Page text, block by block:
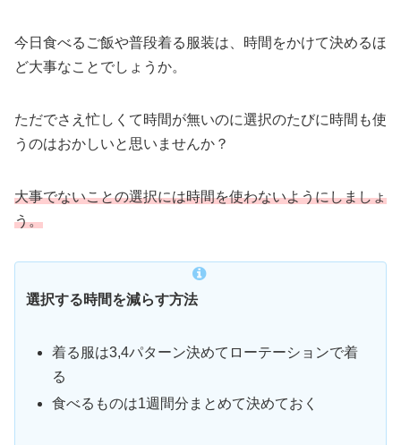
今日食べるご飯や普段着る服装は、時間をかけて決めるほ
ど大事なことでしょうか。
ただでさえ忙しくて時間が無いのに選択のたびに時間も使
うのはおかしいと思いませんか？
大事でないことの選択には時間を使わないようにしましょ
う。
選択する時間を減らす方法
着る服は3,4パターン決めてローテーションで着
る
食べるものは1週間分まとめて決めておく